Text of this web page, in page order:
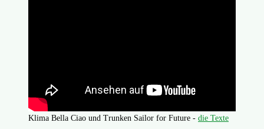
Klima Bella Ciao und Trunken Sailor for Future - die Texte